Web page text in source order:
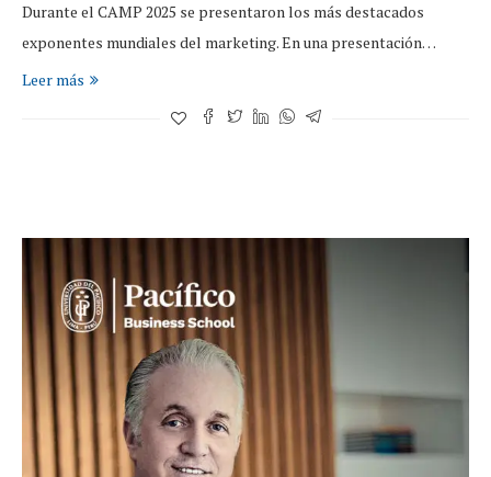
Durante el CAMP 2025 se presentaron los más destacados
exponentes mundiales del marketing. En una presentación…
Leer más